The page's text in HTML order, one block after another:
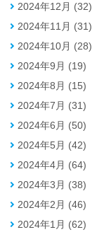
2024年12月 (32)
2024年11月 (31)
2024年10月 (28)
2024年9月 (19)
2024年8月 (15)
2024年7月 (31)
2024年6月 (50)
2024年5月 (42)
2024年4月 (64)
2024年3月 (38)
2024年2月 (46)
2024年1月 (62)